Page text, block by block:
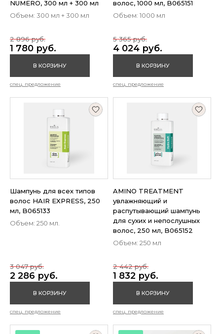
NUMERO, 300 мл + 300 мл
Объем: 300 мл + 300 мл
1 780 руб.
2 896 руб.
В КОРЗИНУ
спец. предложение
волос, 1000 мл, B065151
Объем: 1000 мл
4 024 руб.
5 365 руб.
В КОРЗИНУ
спец. предложение
Шампунь для всех типов
волос HAIR EXPRESS, 250
мл, B065133
Объем: 250 мл.
2 286 руб.
3 047 руб.
В КОРЗИНУ
спец. предложение
AMINO TREATMENT
увлажняющий и
распутывающий шампунь
для сухих и непослушных
волос, 250 мл, B065152
Объем: 250 мл
1 832 руб.
2 442 руб.
В КОРЗИНУ
спец. предложение